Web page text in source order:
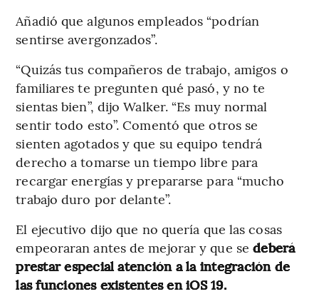
Añadió que algunos empleados “podrían
sentirse avergonzados”.
“Quizás tus compañeros de trabajo, amigos o
familiares te pregunten qué pasó, y no te
sientas bien”, dijo Walker. “Es muy normal
sentir todo esto”. Comentó que otros se
sienten agotados y que su equipo tendrá
derecho a tomarse un tiempo libre para
recargar energías y prepararse para “mucho
trabajo duro por delante”.
El ejecutivo dijo que no quería que las cosas
empeoraran antes de mejorar y que sedeberá
prestar especial atención a la integración de
las funciones existentes en iOS 19.